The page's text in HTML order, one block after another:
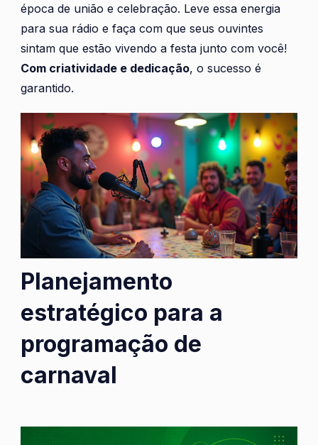
época de união e celebração. Leve essa energia
para sua rádio e faça com que seus ouvintes
sintam que estão vivendo a festa junto com você!
Com criatividade e dedicação, o sucesso é
garantido.
Planejamento
estratégico para a
programação de
carnaval